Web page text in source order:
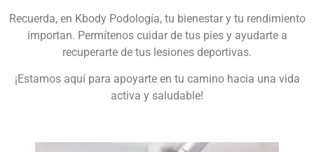
Recuerda, en Kbody Podología, tu bienestar y tu rendimiento
importan. Permítenos cuidar de tus pies y ayudarte a
recuperarte de tus lesiones deportivas.
¡Estamos aquí para apoyarte en tu camino hacia una vida
activa y saludable!